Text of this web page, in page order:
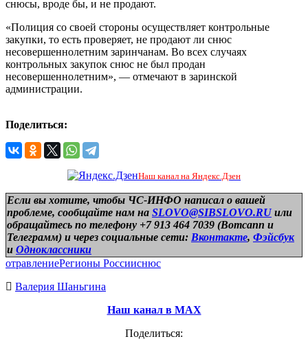
снюсы, вроде бы, и не продают.
«Полиция со своей стороны осуществляет контрольные
закупки, то есть проверяет, не продают ли снюс
несовершеннолетним заринчанам. Во всех случаях
контрольных закупок снюс не был продан
несовершеннолетним», — отмечают в заринской
администрации.
Поделиться:
Наш канал на Яндекс.Дзен
Если вы хотите, чтобы ЧС-ИНФО написал о вашей
проблеме, сообщайте нам на SLOVO@SIBSLOVO.RU или
обращайтесь по телефону +7 913 464 7039 (Вотсапп и
Телеграмм) и через социальные сети: Вконтакте, Фэйсбук
и Одноклассники
отравлениеРегионы Россииснюс
Валерия Шаньгина
Наш канал в МАХ
Поделиться: